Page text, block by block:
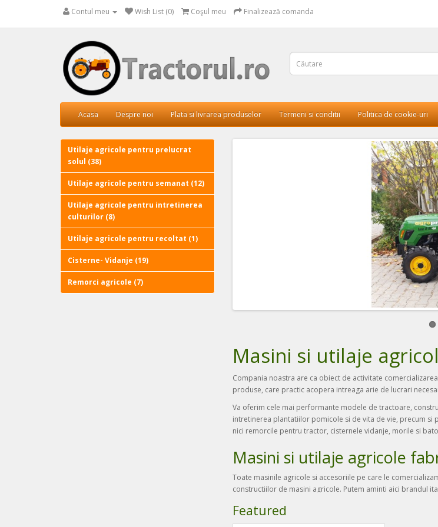
Contul meu Wish List (0) Coşul meu Finalizează comanda
Acasa Despre noi Plata si livrarea produselor Termeni si conditii Politica de cookie-uri
Utilaje agricole pentru prelucrat
solul (38)
Utilaje agricole pentru semanat (12)
Utilaje agricole pentru intretinerea
culturilor (8)
Utilaje agricole pentru recoltat (1)
Cisterne- Vidanje (19)
Remorci agricole (7)
Masini si utilaje
Compania noastra are ca obiect de activitate
produse, care practic acopera intreaga arie de lucrari
Va oferim cele mai performante modele de tractoare,
intretinerea plantatiilor pomicole si de vita de vie, precum
nici remorcile pentru tractor, cisternele vidanje, morile si
Masini si utilaje agricole
Toate masinile agricole si accesoriile pe care le
constructiilor de masini agricole. Putem aminti aici brandul
tocatorii comercializati de noi sunt construiti de brandul
Featured